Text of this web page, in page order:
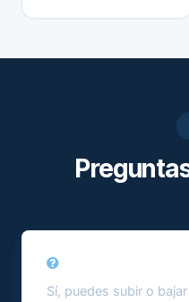
Sí, puedes subir o